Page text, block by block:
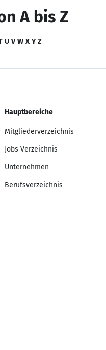
A bis Z
U V W X Y Z
Hauptbereiche
Mitgliederverzeichnis
Jobs Verzeichnis
Unternehmen
Berufsverzeichnis